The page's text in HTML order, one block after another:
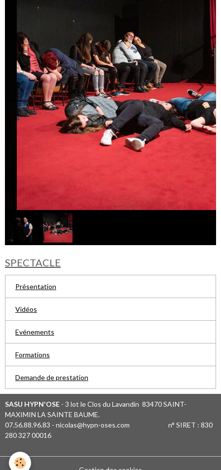
SPECTACLE
Présentation
Vidéos
Evénements
Formations
Demande de prestation
SASU HYPN'OSE - 3 lot le Clos du Lavandin 83470 SAINT-
MAXIMIN LA SAINTE BAUME.
07.56.88.96.83 - nicolas@hypn-oses.com n° SIRET : 830
280 327 00016